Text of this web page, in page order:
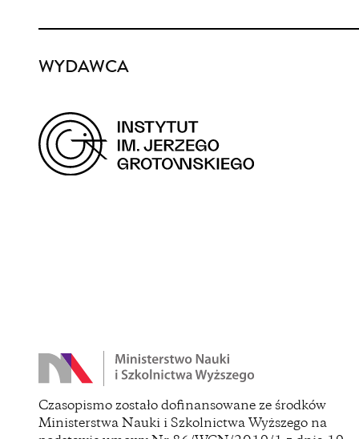
WYDAWCA
in
Czasopismo zostało dofinansowane ze środków
Ministerstwa Nauki i Szkolnictwa Wyższego na